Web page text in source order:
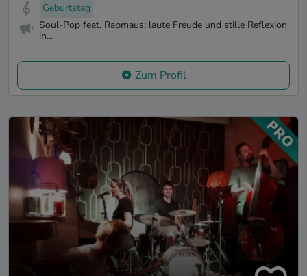
Geburtstag
Soul-Pop feat. Rapmaus: laute Freude und stille Reflexion
in...
Zum Profil